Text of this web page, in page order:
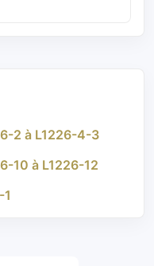
2 à L1226-4-3
10 à L1226-12